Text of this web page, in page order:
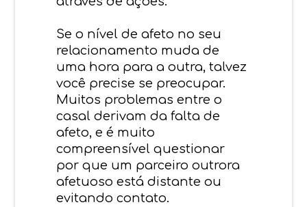
Se o nível de afeto no seu
relacionamento muda de
uma hora para a outra, talvez
você precise se preocupar.
Muitos problemas entre o
casal derivam da falta de
afeto, e é muito
compreensível questionar
por que um parceiro outrora
afetuoso está distante ou
evitando contato.